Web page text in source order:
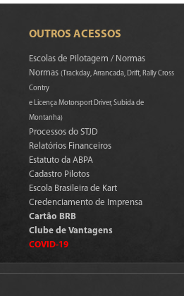
OUTROS ACESSOS
Escolas de Pilotagem / Normas
Normas(Trackday, Arrancada, Drift, Rally Cross
Contry
e Licença Motorsport Driver, Subida de
Montanha)
Processos do STJD
Relatórios Financeiros
Estatuto da ABPA
Cadastro Pilotos
Escola Brasileira de Kart
Credenciamento de Imprensa
Cartão BRB
Clube de Vantagens
COVID-19